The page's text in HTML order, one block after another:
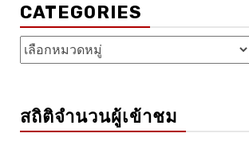
CATEGORIES
Categories
สถิติจำนวนผู้เข้าชม